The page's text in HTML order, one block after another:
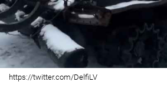
https://twitter.com/DelfiLV